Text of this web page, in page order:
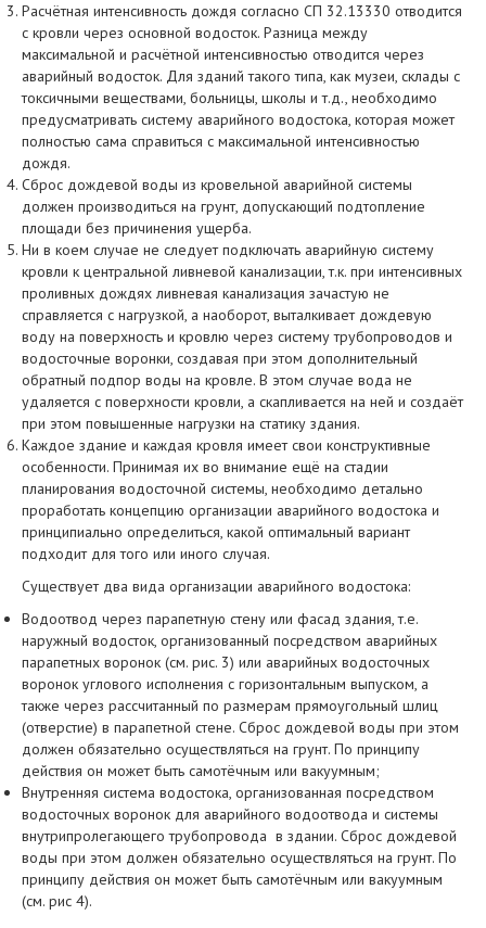
Расчётная интенсивность дождя согласно СП 32.13330 отводится
с кровли через основной водосток. Разница между
максимальной и расчётной интенсивностью отводится через
аварийный водосток. Для зданий такого типа, как музеи, склады с
токсичными веществами, больницы, школы и т.д., необходимо
предусматривать систему аварийного водостока, которая может
полностью сама справиться с максимальной интенсивностью
дождя.
Сброс дождевой воды из кровельной аварийной системы
должен производиться на грунт, допускающий подтопление
площади без причинения ущерба.
Ни в коем случае не следует подключать аварийную систему
кровли к центральной ливневой канализации, т.к. при интенсивных
проливных дождях ливневая канализация зачастую не
справляется с нагрузкой, а наоборот, выталкивает дождевую
воду на поверхность и кровлю через систему трубопроводов и
водосточные воронки, создавая при этом дополнительный
обратный подпор воды на кровле. В этом случае вода не
удаляется с поверхности кровли, а скапливается на ней и создаёт
при этом повышенные нагрузки на статику здания.
Каждое здание и каждая кровля имеет свои конструктивные
особенности. Принимая их во внимание ещё на стадии
планирования водосточной системы, необходимо детально
проработать концепцию организации аварийного водостока и
принципиально определиться, какой оптимальный вариант
подходит для того или иного случая.
Существует два вида организации аварийного водостока:
Водоотвод через парапетную стену или фасад здания, т.е.
наружный водосток, организованный посредством аварийных
парапетных воронок (см. рис. 3) или аварийных водосточных
воронок углового исполнения с горизонтальным выпуском, а
также через рассчитанный по размерам прямоугольный шлиц
(отверстие) в парапетной стене. Сброс дождевой воды при этом
должен обязательно осуществляться на грунт. По принципу
действия он может быть самотёчным или вакуумным;
Внутренняя система водостока, организованная посредством
водосточных воронок для аварийного водоотвода и системы
внутрипролегающего трубопровода в здании. Сброс дождевой
воды при этом должен обязательно осуществляться на грунт. По
принципу действия он может быть самотёчным или вакуумным
(см. рис 4).